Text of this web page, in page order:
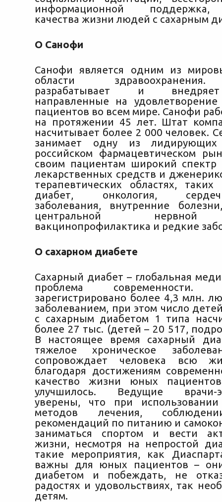
информационной
качества жизни людей с сахарным
О Санофи
Санофи является одним из
области
разрабатывает и
направленные на удовлетворение
пациентов во всем мире. Санофи
на протяжении 45 лет. Штат
насчитывает более 2 000 человек.
занимает одну из
российском фармацевтическом
своим пациентам широкий спектр
лекарственных средств и
терапевтических областях,
диабет, онкология,
заболевания, внутренние
центральной нервной
вакцинопрофилактика и редкие
О сахарном диабете
Сахарный диабет – глобальная
проблема
зарегистрировано более 4,3 млн.
заболеванием, при этом число
с сахарным диабетом 1 типа
более 27 тыс. (детей – 20 517,
В настоящее время сахарный
тяжелое хроническое
сопровождает человека всю
благодаря достижениям
качество жизни юных
улучшилось. Ведущие врачи-
уверены, что при
методов лечения,
рекомендаций по питанию и
заниматься спортом и вести
жизни, несмотря на непростой
такие мероприятия, как
важны для юных пациентов –
диабетом и побеждать, не
радостях и удовольствиях, так
детям.